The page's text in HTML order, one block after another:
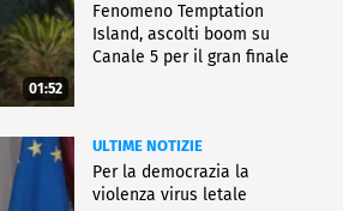
01:52
Fenomeno Temptation
Island, ascolti boom su
Canale 5 per il gran finale
ULTIME NOTIZIE
Per la democrazia la
violenza virus letale